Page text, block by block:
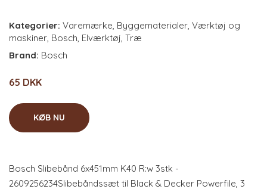
Kategorier: Varemærke, Byggematerialer, Værktøj og
maskiner, Bosch, Elværktøj, Træ
Brand: Bosch
65 DKK
KØB NU
Bosch Slibebånd 6x451mm K40 R:w 3stk -
2609256234Slibebåndssæt til Black & Decker Powerfile, 3